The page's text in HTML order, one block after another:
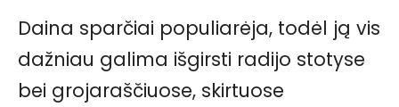
Daina sparčiai populiarėja, todėl ją vis
dažniau galima išgirsti radijo stotyse
bei grojaraščiuose, skirtuose